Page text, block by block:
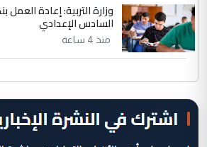
وزارة التربية: إعادة العمل
السادس الإعدادي
منذ 4 ساعة